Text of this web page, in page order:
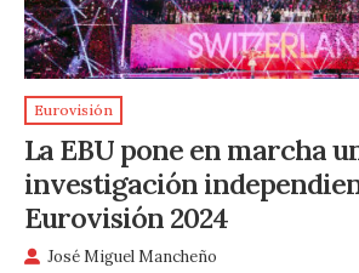
Eurovisión
La EBU pone en marcha
investigación
Eurovisión 2024
José Miguel Mancheño